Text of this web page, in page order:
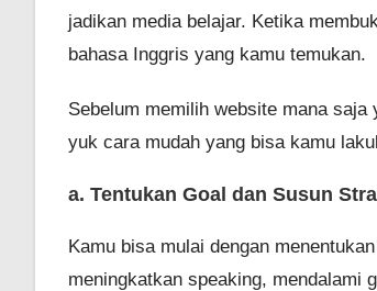
jadikan media belajar. Ketika
bahasa Inggris yang kamu temukan.
Sebelum memilih website mana
yuk cara mudah yang bisa kamu
a. Tentukan Goal dan Susun
Kamu bisa mulai dengan
meningkatkan speaking, mendalami